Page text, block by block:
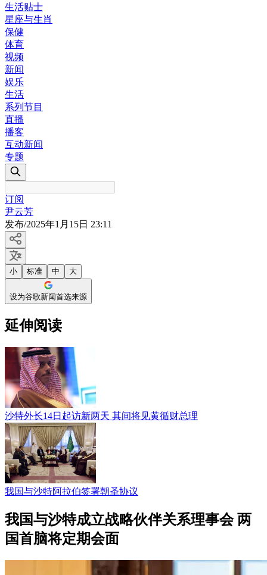
生活贴士
星座与生肖
保健
体育
视频
新闻
娱乐
生活
系列节目
直播
播客
互动新闻
专题
订阅
尹云芳
发布/2025年1月15日 23:11
小 标准 中 大
设为谷歌新闻首选来源
延伸阅读
沙特外长14日起访新两天 其间将见黄循财总理
我国与沙特阿拉伯签署朝圣协议
我国与沙特成立战略伙伴关系理事会 两
国首脑将定期会面